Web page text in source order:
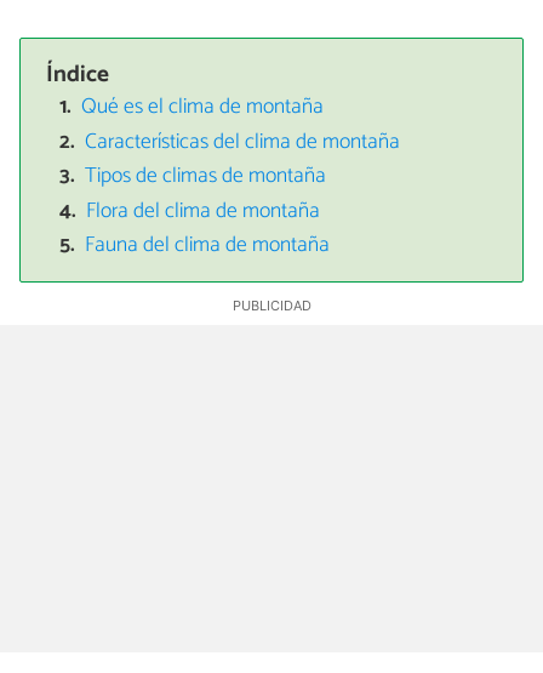
Índice
Qué es el clima de montaña
Características del clima de montaña
Tipos de climas de montaña
Flora del clima de montaña
Fauna del clima de montaña